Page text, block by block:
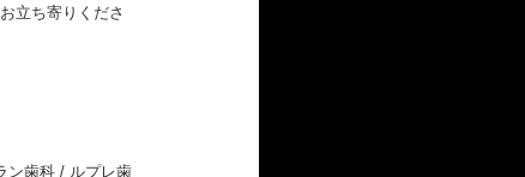
立ち寄りくださ
ン歯科 / ルプレ歯